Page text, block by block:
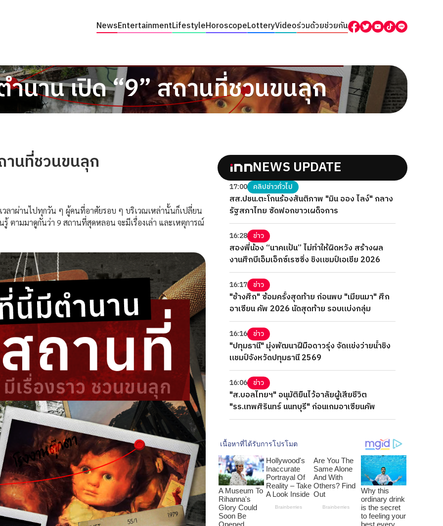
NewsEntertainmentLifestyleHoroscopeLotteryVideoร่วมด้วยช่วยกัน
นาน เปิด “9” สถานที่ชวนขนลุก
านที่ชวนขนลุก
ผ่านไปทุกวัน ๆ ผู้คนที่อาศัยรอบ ๆ บริเวณเหล่านั้นก็เปลี่ยน
รู้ ตามมาดูกันว่า 9 สถานที่สุดหลอน จะมีเรื่องเล่า และเหตุการณ์
NEWS UPDATE
17:00 คลิปข่าวทั่วไป
สส.ปชน.ตะโกนร้องสันติภาพ "มิน ออง ไลง์" กลาง
รัฐสภาไทย ซัดฟอกขาวเผด็จการ
16:28 ข่าว
สองพี่น้อง “นาคแป้น” ไม่ทำให้ผิดหวัง สร้างผล
งานศึกบีเอ็มเอ็กซ์เรซซิ่ง ชิงแชมป์เอเชีย 2026
16:17 ข่าว
"ช้างศึก" ซ้อมครั้งสุดท้าย ก่อนพบ "เมียนมา" ศึก
อาเซียน คัพ 2026 นัดสุดท้าย รอบแบ่งกลุ่ม
16:16 ข่าว
"ปทุมธานี" มุ่งพัฒนาฝีมือดาวรุ่ง จัดแข่งว่ายน้ำชิง
แชมป์จังหวัดปทุมธานี 2569
16:06 ข่าว
"ส.บอลไทยฯ" อนุมัติยืนไว้อาลัยผู้เสียชีวิต
"รร.เทพศิรินทร์ นนทบุรี" ก่อนเกมอาเซียนคัพ